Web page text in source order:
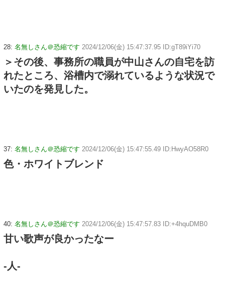
28: 名無しさん＠恐縮です 2024/12/06(金) 15:47:37.95 ID:gT89iYi70
＞その後、事務所の職員が中山さんの自宅を訪
れたところ、浴槽内で溺れているような状況で
いたのを発見した。
37: 名無しさん＠恐縮です 2024/12/06(金) 15:47:55.49 ID:HwyAO58R0
色・ホワイトブレンド
40: 名無しさん＠恐縮です 2024/12/06(金) 15:47:57.83 ID:+4hquDMB0
甘い歌声が良かったなー
-人-